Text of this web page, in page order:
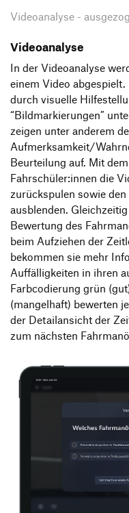
Videoanalyse -
Videoanalyse
In der Videoanalyse
einem Video
durch visuelle
“Bildmarkierungen”
zeigen unter anderem
Aufmerksamkeit/
Beurteilung auf. Mit
Fahrschüler:innen die
zurückspulen sowie
ausblenden.
Bewertung des
beim Aufziehen der
bekommen sie mehr
Auffälligkeiten in ihren
Farbcodierung grün
(mangelhaft) bewerten
der Detailansicht der
zum nächsten